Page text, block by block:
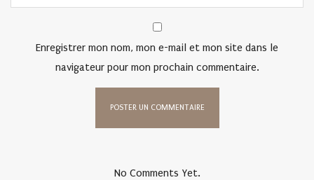
Enregistrer mon nom, mon e-mail et mon site dans le
navigateur pour mon prochain commentaire.
No Comments Yet.